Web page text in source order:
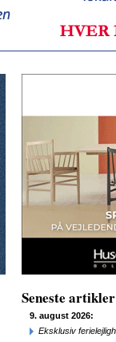
Seneste artikler
9. august 2026:
Eksklusiv